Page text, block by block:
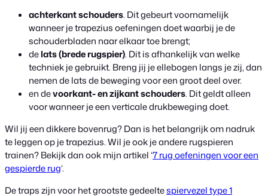
achterkant schouders. Dit gebeurt voornamelijk
wanneer je trapezius oefeningen doet waarbij je de
schouderbladen naar elkaar toe brengt;
delats(brede rugspier). Dit is afhankelijk van welke
techniek je gebruikt. Breng jij je ellebogen langs je zij, dan
nemen de lats de beweging voor een groot deel over.
en devoorkant- en zijkant schouders. Dit geldt alleen
voor wanneer je een verticale drukbeweging doet.
Wil jij een dikkere bovenrug? Dan is het belangrijk om nadruk
te leggen op je trapezius. Wil je ook je andere rugspieren
trainen? Bekijk dan ook mijn artikel ‘7 rug oefeningen voor een
gespierde rug‘.
De traps zijn voor het grootste gedeeltespiervezel type 1